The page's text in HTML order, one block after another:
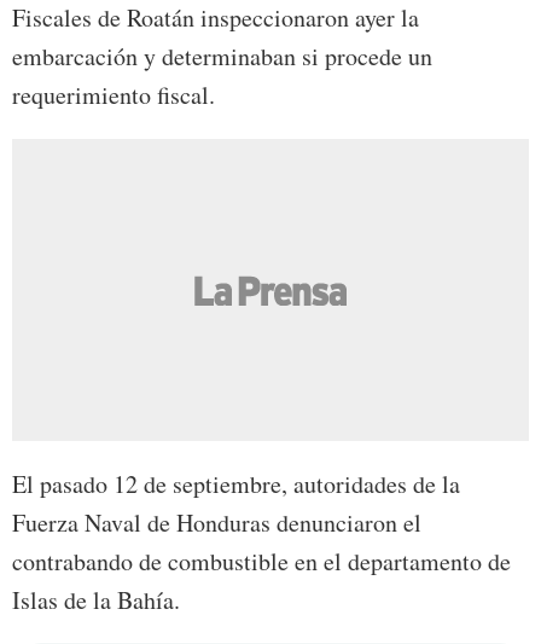
Fiscales de Roatán inspeccionaron ayer la
embarcación y determinaban si procede un
requerimiento fiscal.
El pasado 12 de septiembre, autoridades de la
Fuerza Naval de Honduras denunciaron el
contrabando de combustible en el departamento de
Islas de la Bahía.